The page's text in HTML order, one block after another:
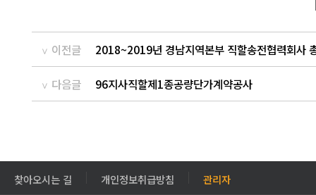
이전글 2018~2019년 경남지역본부 직할송전협력회사
다음글 96지사직할제1종공량단가계약공사
찾아오시는 길 개인정보취급방침 관리자